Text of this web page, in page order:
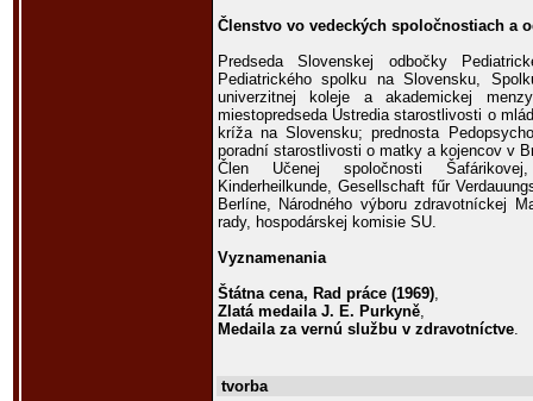
Členstvo vo vedeckých spoločnostiach a
Predseda Slovenskej odbočky
Pediatrického spolku na Slovensku,
univerzitnej koleje a akademickej
miestopredseda Ústredia starostlivosti o
kríža na Slovensku; prednosta
poradní starostlivosti o matky a kojencov v
Člen Učenej spoločnosti
Kinderheilkunde, Gesellschaft fűr
Berlíne, Národného výboru zdravotníckej
rady, hospodárskej komisie SU.
Vyznamenania
Štátna cena, Rad práce (1969),
Zlatá medaila J. E. Purkyně,
Medaila za vernú službu v zdravotníctve.
tvorba